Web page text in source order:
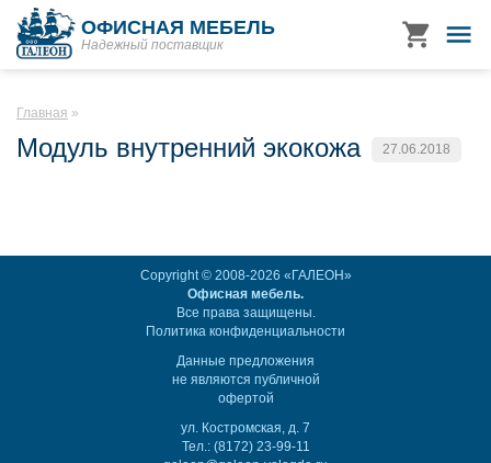
ОФИСНАЯ МЕБЕЛЬ
Надежный поставщик
Главная
Модуль внутренний экокожа 27.06.2018
Copyright © 2008-2026 «ГАЛЕОН»
Офисная мебель.
Все права защищены.
Политика конфиденциальности
Данные предложения
не являются публичной
офертой
ул. Костромская, д. 7
Тел.: (8172) 23-99-11